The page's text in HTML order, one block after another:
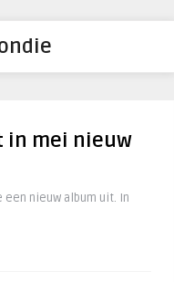
in mei nieuw
nieuw album uit. In